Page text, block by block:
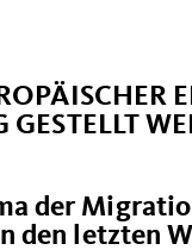
der
den letzten